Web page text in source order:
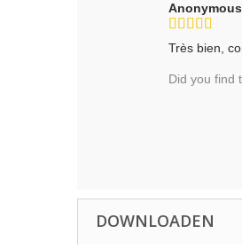
Très bien,
Did you find
DOWNLOADEN